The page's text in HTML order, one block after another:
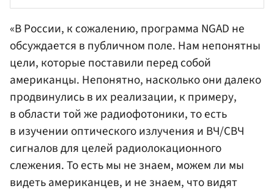
«В России, к сожалению, программа NGAD не
обсуждается в публичном поле. Нам непонятны
цели, которые поставили перед собой
американцы. Непонятно, насколько они далеко
продвинулись в их реализации, к примеру,
в области той же радиофотоники, то есть
в изучении оптического излучения и ВЧ/СВЧ
сигналов для целей радиолокационного
слежения. То есть мы не знаем, можем ли мы
видеть американцев, и не знаем, что видят